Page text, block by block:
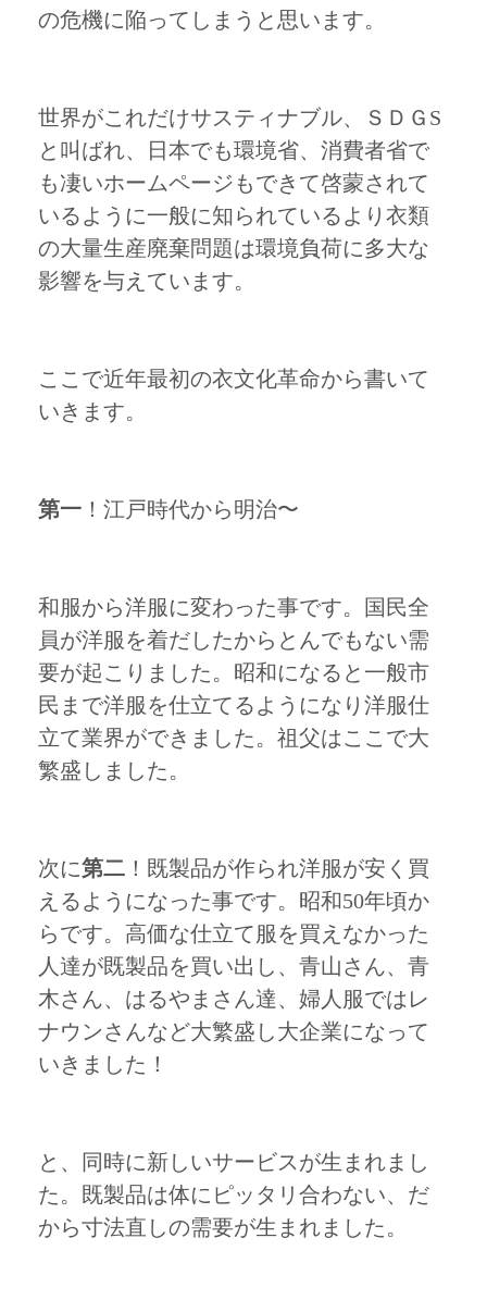
の危機に陥ってしまうと思います。
世界がこれだけサスティナブル、ＳＤＧS
と叫ばれ、日本でも環境省、消費者省で
も凄いホームページもできて啓蒙されて
いるように一般に知られているより衣類
の大量生産廃棄問題は環境負荷に多大な
影響を与えています。
ここで近年最初の衣文化革命から書いて
いきます。
第一 ！江戸時代から明治〜
和服から洋服に変わった事です。国民全
員が洋服を着だしたからとんでもない需
要が起こりました。昭和になると一般市
民まで洋服を仕立てるようになり洋服仕
立て業界ができました。祖父はここで大
繁盛しました。
次に第二 ！既製品が作られ洋服が安く買
えるようになった事です。昭和50年頃か
らです。高価な仕立て服を買えなかった
人達が既製品を買い出し、青山さん、青
木さん、はるやまさん達、婦人服ではレ
ナウンさんなど大繁盛し大企業になって
いきました！
と、同時に新しいサービスが生まれまし
た。既製品は体にピッタリ合わない、だ
から寸法直しの需要が生まれました。